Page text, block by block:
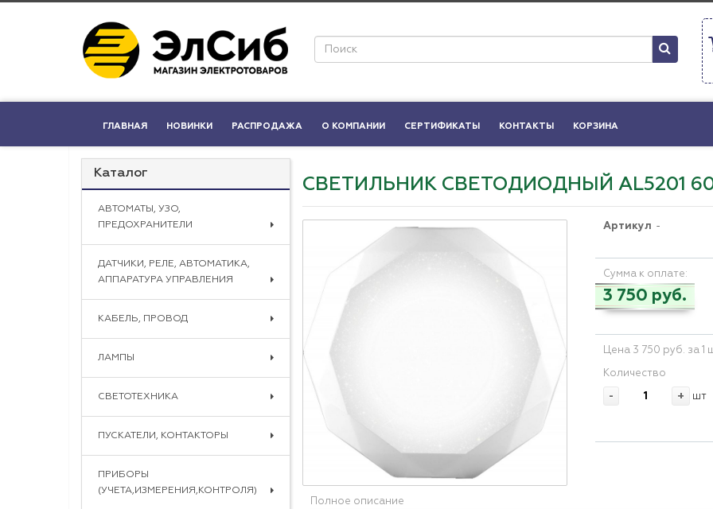
ГЛАВНАЯ НОВИНКИ РАСПРОДАЖА О КОМПАНИИ СЕРТИФИКАТЫ КОНТАКТЫ КОРЗИНА
Каталог
АВТОМАТЫ, УЗО,
ПРЕДОХРАНИТЕЛИ
ДАТЧИКИ, РЕЛЕ, АВТОМАТИКА,
АППАРАТУРА УПРАВЛЕНИЯ
КАБЕЛЬ, ПРОВОД
ЛАМПЫ
СВЕТОТЕХНИКА
ПУСКАТЕЛИ, КОНТАКТОРЫ
ПРИБОРЫ
(УЧЕТА,ИЗМЕРЕНИЯ,КОНТРОЛЯ)
СВЕТИЛЬНИК СВЕТОДИОДНЫЙ AL5201
Артикул -
Сумма к оплате:
3 750 руб.
Цена 3 750 руб. за 1
Количество
- + шт
Полное описание